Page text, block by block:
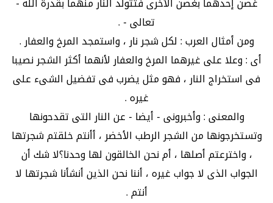
تعالى - .
ومن أمثال العرب : لكل شجر نار ، واستمجد المرخ والعفار .
أى : وعلا على غيرهما المرخ والعفار لأنهما أكثر الشجر نصيبا
فى استخراج النار ، فهو مثل يضرب فى تفضيل الشىء على
غيره .
والمعنى : وأخبرونى - أيضا - عن النار التى تقدحونها
وتستخرجونها من الشجر الرطب الأخضر ، أأنتم خلقتم شجرتها
، واخترعتم أصلها ، أم نحن الخالقون لها وحدنا؟لا شك أن
الجواب الذى لا جواب غيره ، أننا نحن الذين أنشأنا شجرتها لا
أنتم .